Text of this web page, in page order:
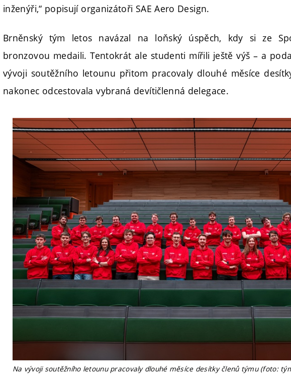
inženýři,“ popisují organizátoři SAE Aero Design.
Brněnský tým letos navázal na loňský úspěch, kdy si ze
bronzovou medaili. Tentokrát ale studenti mířili ještě výš – a
vývoji soutěžního letounu přitom pracovaly dlouhé měsíce
nakonec odcestovala vybraná devítičlenná delegace.
Na vývoji soutěžního letounu pracovaly dlouhé měsíce desítky členů týmu (foto: